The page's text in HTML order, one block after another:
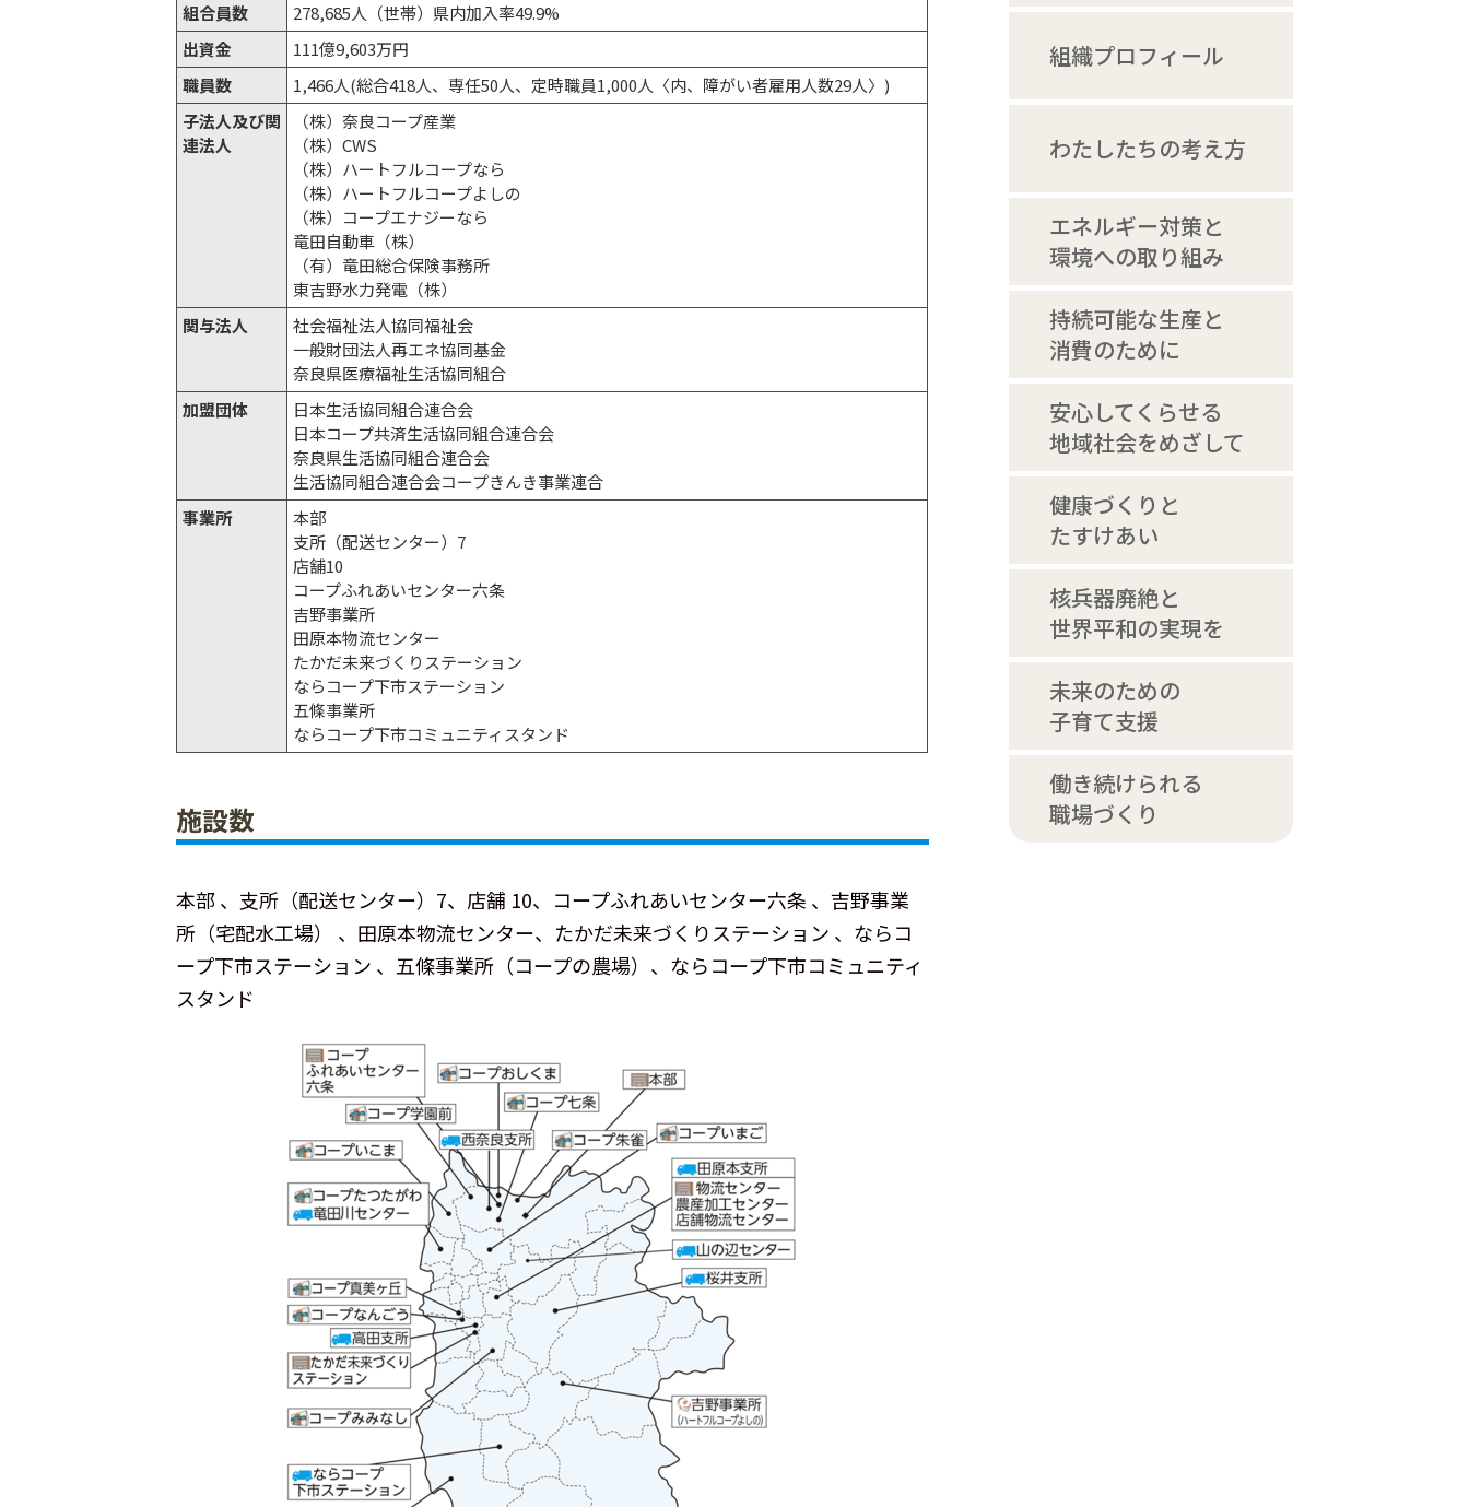
組合員数
278,685人（世帯）県内加入率49.9%
出資金
111億9,603万円
職員数
1,466人(総合418人、専任50人、定時職員1,000人〈内、障がい者雇用人数29人〉)
子法人及び関
連法人
（株）奈良コープ産業
（株）CWS
（株）ハートフルコープなら
（株）ハートフルコープよしの
（株）コープエナジーなら
竜田自動車（株）
（有）竜田総合保険事務所
東吉野水力発電（株）
関与法人
社会福祉法人協同福祉会
一般財団法人再エネ協同基金
奈良県医療福祉生活協同組合
加盟団体
日本生活協同組合連合会
日本コープ共済生活協同組合連合会
奈良県生活協同組合連合会
生活協同組合連合会コープきんき事業連合
事業所
本部
支所（配送センター）7
店舗10
コープふれあいセンター六条
吉野事業所
田原本物流センター
たかだ未来づくりステーション
ならコープ下市ステーション
五條事業所
ならコープ下市コミュニティスタンド
施設数
本部 、支所（配送センター）7、店舗 10、コープふれあいセンター六条 、吉野事業
所（宅配水工場） 、田原本物流センター、たかだ未来づくりステーション 、ならコ
ープ下市ステーション 、五條事業所（コープの農場）、ならコープ下市コミュニティ
スタンド
組織プロフィール
わたしたちの考え方
エネルギー対策と
環境への取り組み
持続可能な生産と
消費のために
安心してくらせる
地域社会をめざして
健康づくりと
たすけあい
核兵器廃絶と
世界平和の実現を
未来のための
子育て支援
働き続けられる
職場づくり